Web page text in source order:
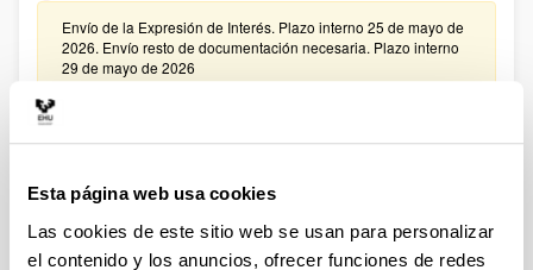
Esta página web usa cookies
Las cookies de este sitio web se usan para personalizar
el contenido y los anuncios, ofrecer funciones de redes
Envío de la Expresión de Interés. Plazo interno 25 de mayo de
2026. Envío resto de documentación necesaria. Plazo interno
29 de mayo de 2026
Ayudas complementarias de movilidad destinadas a
beneficiarios del programa de formación del profesorado
Plazo de presentación cerrado: 16/01/2025 - 14/02/2025
Convocatoria de ayudas predoctorales: Programa FPU 2024
Plazo de presentación cerrado: 17/01/2025 - 14/02/2025